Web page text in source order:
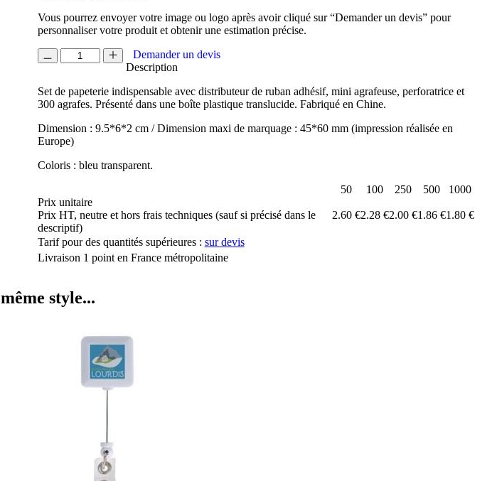
Vous pourrez envoyer votre image ou logo après avoir cliqué sur “Demander un devis” pour
personnaliser votre produit et obtenir une estimation précise.
quantité
de
DE
PAPETERIE
Demander un devis
Description
Set de papeterie indispensable avec distributeur de ruban adhésif, mini agrafeuse, perforatrice et
300 agrafes. Présenté dans une boîte plastique translucide. Fabriqué en Chine.
Dimension : 9.5*6*2 cm / Dimension maxi de marquage : 45*60 mm (impression réalisée en
Europe)
Coloris : bleu transparent.
50
100 250 500
1000
Prix unitaire
Prix HT, neutre et hors frais techniques (sauf si précisé dans le
descriptif)
2.60 €2.28 €2.00 €1.86 €1.80 €
Tarif pour des quantités supérieures : sur devis
Livraison 1 point en France métropolitaine
même style...